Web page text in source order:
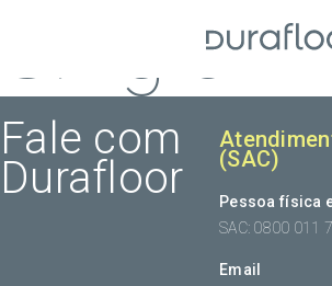
Single
Fale com
Durafloor (SAC)
Pessoa física
SAC: 0800 011
Email